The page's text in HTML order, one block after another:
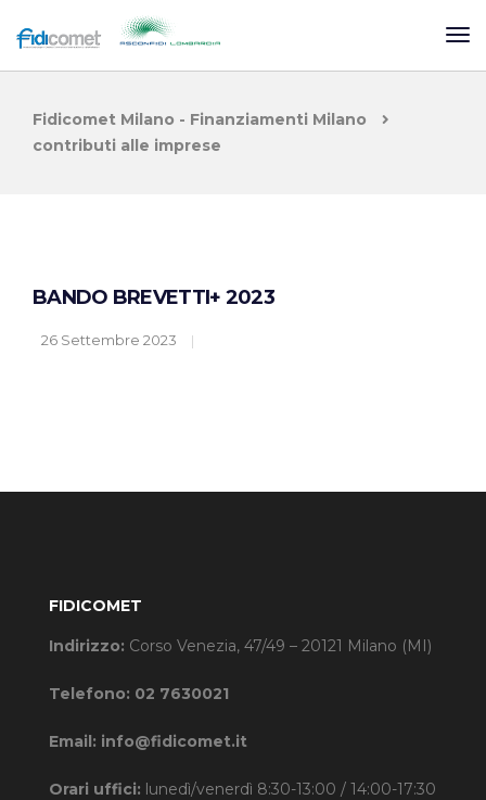
Fidicomet Milano - Finanziamenti Milano
contributi alle imprese
BANDO BREVETTI+ 2023
26 Settembre 2023
FIDICOMET
Indirizzo: Corso Venezia, 47/49 – 20121 Milano (MI)
Telefono: 02 7630021
Email: info@fidicomet.it
Orari uffici: lunedì/venerdì 8:30-13:00 / 14:00-17:30